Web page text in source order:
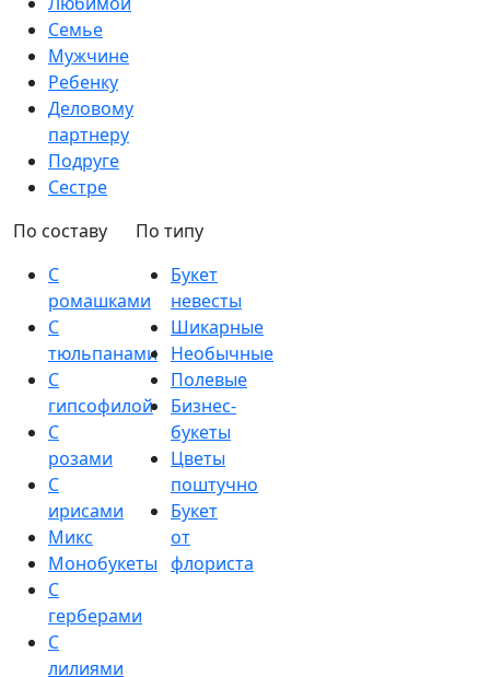
Семье
Мужчине
Ребенку
Деловому
партнеру
Подруге
Сестре
По составу
С
ромашками
С
тюльпанами
С
гипсофилой
С
розами
С
ирисами
Микс
Монобукеты
С
герберами
С
лилиями
По типу
Букет
невесты
Шикарные
Необычные
Полевые
Бизнес-
букеты
Цветы
поштучно
Букет
от
флориста